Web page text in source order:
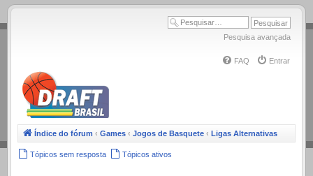
.
Pesquisa avançada
FAQ Entrar
Índice do fórum ‹ Games ‹ Jogos de Basquete ‹ Ligas Alternativas
Tópicos sem resposta Tópicos ativos